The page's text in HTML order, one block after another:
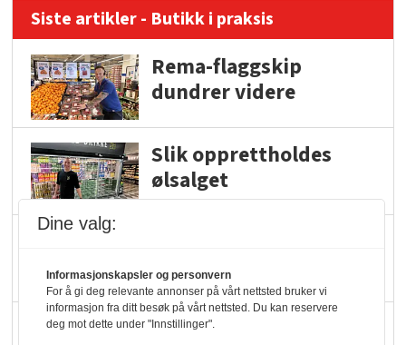
Siste artikler - Butikk i praksis
Rema-flaggskip
dundrer videre
Slik opprettholdes
ølsalget
hyller
KI lager mat i butikken
Dine valg:
Informasjonskapsler og personvern
For å gi deg relevante annonser på vårt nettsted bruker vi
informasjon fra ditt besøk på vårt nettsted. Du kan reservere
deg mot dette under "Innstillinger".